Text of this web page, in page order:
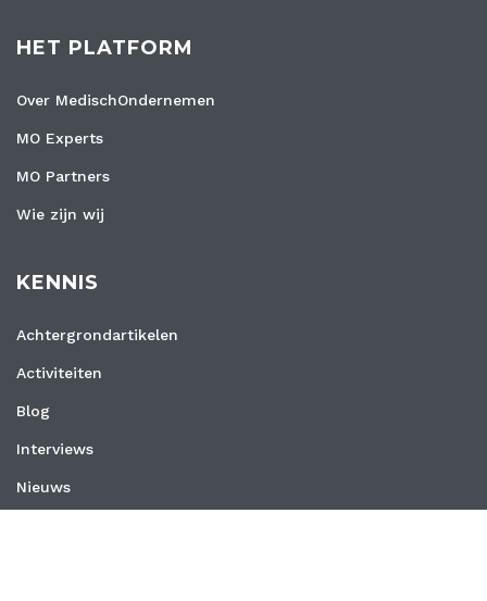
HET PLATFORM
Over MedischOndernemen
MO Experts
MO Partners
Wie zijn wij
KENNIS
Achtergrondartikelen
Activiteiten
Blog
Interviews
Nieuws